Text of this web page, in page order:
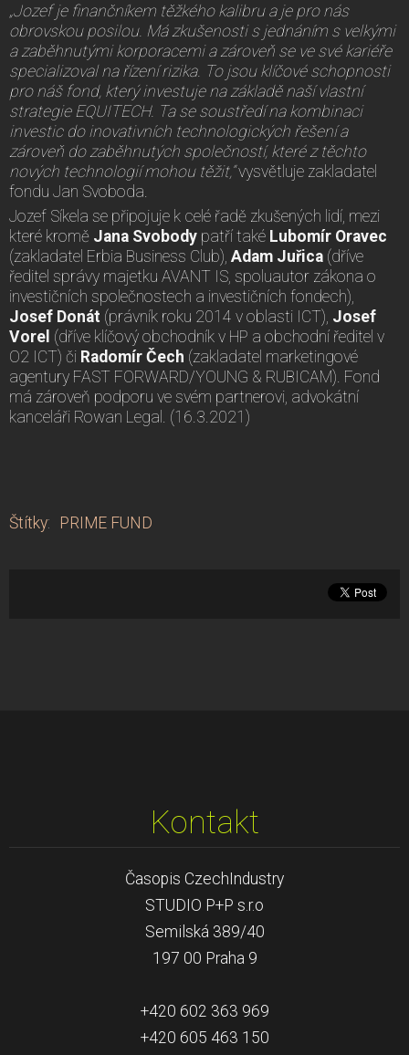
„Jozef je finančníkem těžkého kalibru a je pro nás
obrovskou posilou. Má zkušenosti s jednáním s velkými
a zaběhnutými korporacemi a zároveň se ve své kariéře
specializoval na řízení rizika. To jsou klíčové schopnosti
pro náš fond, který investuje na základě naší vlastní
strategie EQUITECH. Ta se soustředí na kombinaci
investic do inovativních technologických řešení a
zároveň do zaběhnutých společností, které z těchto
nových technologií mohou těžit,“vysvětluje zakladatel
fondu Jan Svoboda.
Jozef Síkela se připojuje k celé řadě zkušených lidí, mezi
které kromě Jana Svobody patří také Lubomír Oravec
(zakladatel Erbia Business Club), Adam Juřica (dříve
ředitel správy majetku AVANT IS, spoluautor zákona o
investičních společnostech a investičních fondech),
Josef Donát (právník roku 2014 v oblasti ICT), Josef
Vorel (dříve klíčový obchodník v HP a obchodní ředitel v
O2 ICT) či Radomír Čech (zakladatel marketingové
agentury FAST FORWARD/YOUNG & RUBICAM). Fond
má zároveň podporu ve svém partnerovi, advokátní
kanceláři Rowan Legal. (16.3.2021)
Štítky: PRIME FUND
Kontakt
Časopis CzechIndustry
STUDIO P+P s.r.o
Semilská 389/40
197 00 Praha 9
+420 602 363 969
+420 605 463 150